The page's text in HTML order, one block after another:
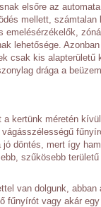
elsőre az
mellett, számtalan
emelésérzékelők,
lehetősége.
csak kis alapterületű
drága a
kertünk méretén
döntés, mert így
szűkösebb
van dolgunk,
fűnyírót vagy akár